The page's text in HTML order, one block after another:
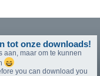
tot onze downloads!
aan, maar om te kunnen
you can download you